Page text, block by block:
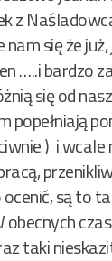
z
się że
…..i bardzo
się od
) i wcale
są to
taki